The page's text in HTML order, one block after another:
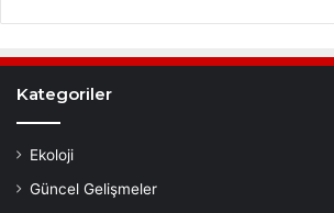
Kategoriler
Ekoloji
Güncel Gelişmeler